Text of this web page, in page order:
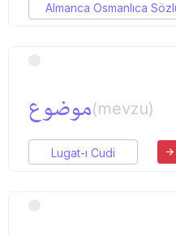
Almanca Osmanlıca
موضوع(mevzu)
Lugat-ı Cudi